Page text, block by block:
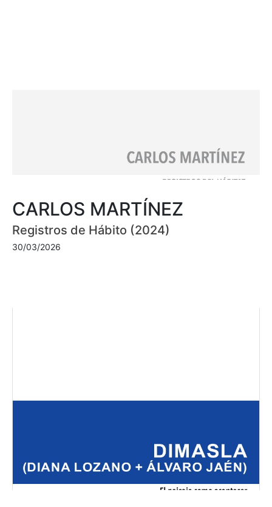
CARLOS MARTÍNEZ
Registros de Hábito (2024)
30/03/2026